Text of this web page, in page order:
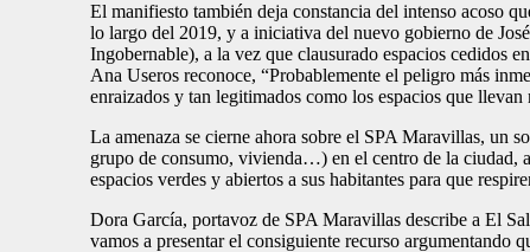
El manifiesto también deja constancia del intenso acoso
lo largo del 2019, y a iniciativa del nuevo gobierno de
Ingobernable), a la vez que clausurado espacios cedidos
Ana Useros reconoce, “Probablemente el peligro más
enraizados y tan legitimados como los espacios que llevan
La amenaza se cierne ahora sobre el SPA Maravillas, un
grupo de consumo, vivienda…) en el centro de la ciudad,
espacios verdes y abiertos a sus habitantes para que
Dora García, portavoz de SPA Maravillas describe a El
vamos a presentar el consiguiente recurso